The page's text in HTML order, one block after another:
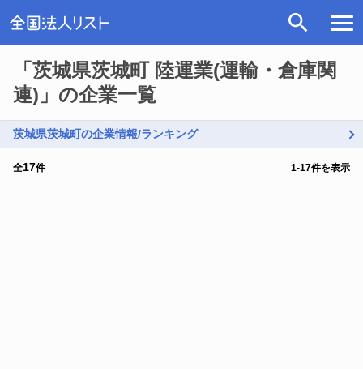
「茨城県茨城町 陸運業(運輸・倉庫関
連)」の企業一覧
茨城県茨城町の企業情報/ランキング
全17件 1-17件を表示